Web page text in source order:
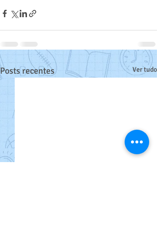
Posts recentes Ver tudo